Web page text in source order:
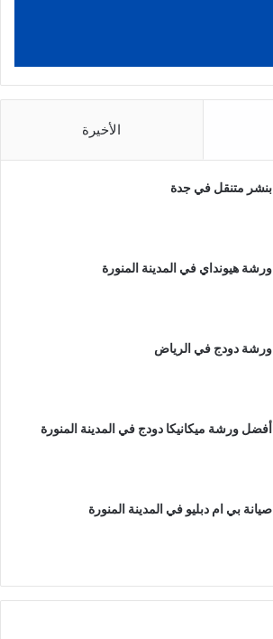
الأخيرة
بنشر متنقل في جدة
ورشة هيونداي في المدينة المنورة
ورشة دودج في الرياض
أفضل ورشة ميكانيكا دودج في المدينة المنورة
صيانة بي ام دبليو في المدينة المنورة